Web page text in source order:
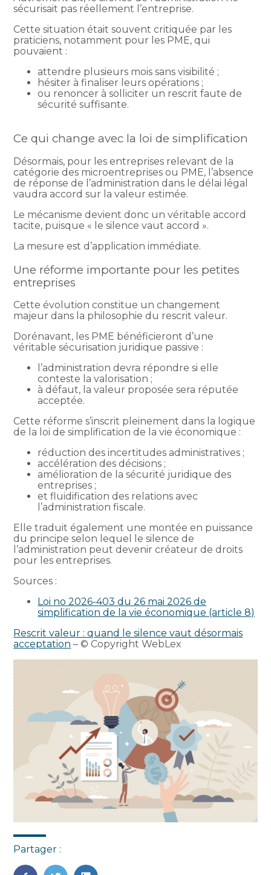
sécurisait pas réellement l’entreprise.
Cette situation était souvent critiquée par les
praticiens, notamment pour les PME, qui
pouvaient :
attendre plusieurs mois sans visibilité ;
hésiter à finaliser leurs opérations ;
ou renoncer à solliciter un rescrit faute de
sécurité suffisante.
Ce qui change avec la loi de simplification
Désormais, pour les entreprises relevant de la
catégorie des microentreprises ou PME, l’absence
de réponse de l’administration dans le délai légal
vaudra accord sur la valeur estimée.
Le mécanisme devient donc un véritable accord
tacite, puisque « le silence vaut accord ».
La mesure est d’application immédiate.
Une réforme importante pour les petites
entreprises
Cette évolution constitue un changement
majeur dans la philosophie du rescrit valeur.
Dorénavant, les PME bénéficieront d’une
véritable sécurisation juridique passive :
l’administration devra répondre si elle
conteste la valorisation ;
à défaut, la valeur proposée sera réputée
acceptée.
Cette réforme s’inscrit pleinement dans la logique
de la loi de simplification de la vie économique :
réduction des incertitudes administratives ;
accélération des décisions ;
amélioration de la sécurité juridique des
entreprises ;
et fluidification des relations avec
l’administration fiscale.
Elle traduit également une montée en puissance
du principe selon lequel le silence de
l’administration peut devenir créateur de droits
pour les entreprises.
Sources :
Loi no 2026-403 du 26 mai 2026 de
simplification de la vie économique (article 8)
Rescrit valeur : quand le silence vaut désormais
acceptation – © Copyright WebLex
Partager :